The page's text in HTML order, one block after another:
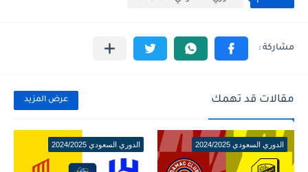
مقالات قد تهمك عرض المزيد
الدوري السعودي 2024/2025 الدوري السعودي 2024/2025